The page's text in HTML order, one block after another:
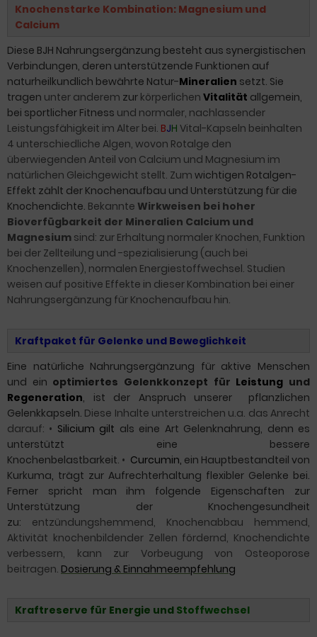
Knochenstarke Kombination: Magnesium und
Calcium
Diese BJH Nahrungsergänzung besteht aus synergistischen
Verbindungen, deren unterstützende Funktionen auf
naturheilkundlich bewährte Natur-Mineralien setzt. Sie
tragen unter anderem zur körperlichen Vitalität allgemein,
bei sportlicher Fitness und normaler, nachlassender
Leistungsfähigkeit im Alter bei. BJH Vital-Kapseln beinhalten
4 unterschiedliche Algen, wovon Rotalge den
überwiegenden Anteil von Calcium und Magnesium im
natürlichen Gleichgewicht stellt. Zum wichtigen Rotalgen-
Effekt zählt der Knochenaufbau und Unterstützung für die
Knochendichte. Bekannte Wirkweisen bei hoher
Bioverfügbarkeit der Mineralien Calcium und
Magnesium sind: zur Erhaltung normaler Knochen, Funktion
bei der Zellteilung und -spezialisierung (auch bei
Knochenzellen), normalen Energiestoffwechsel. Studien
weisen auf positive Effekte in dieser Kombination bei einer
Nahrungsergänzung für Knochenaufbau hin.
Kraftpaket für Gelenke und Beweglichkeit
Eine natürliche Nahrungsergänzung für aktive Menschen
und ein optimiertes Gelenkkonzept für Leistung und
Regeneration, ist der Anspruch unserer pflanzlichen
Gelenkkapseln. Diese Inhalte unterstreichen u.a. das Anrecht
darauf: • Silicium gilt als eine Art Gelenknahrung, denn es
unterstützt eine bessere
Knochenbelastbarkeit. • Curcumin, ein Hauptbestandteil von
Kurkuma, trägt zur Aufrechterhaltung flexibler Gelenke bei.
Ferner spricht man ihm folgende Eigenschaften zur
Unterstützung der Knochengesundheit
zu: entzündungshemmend, Knochenabbau hemmend,
Aktivität knochenbildender Zellen fördernd, Knochendichte
verbessern, kann zur Vorbeugung von Osteoporose
beitragen. Dosierung & Einnahmeempfehlung
Kraftreserve für Energie und Stoffwechsel